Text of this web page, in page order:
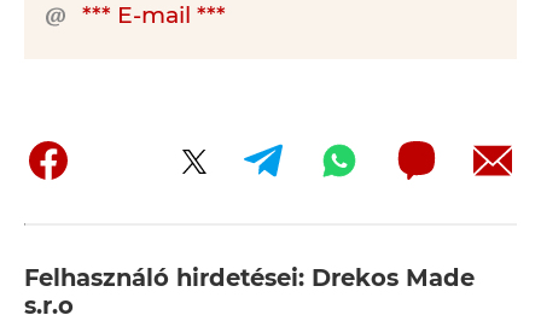
*** E-mail ***
Felhasználó hirdetései: Drekos Made
s.r.o